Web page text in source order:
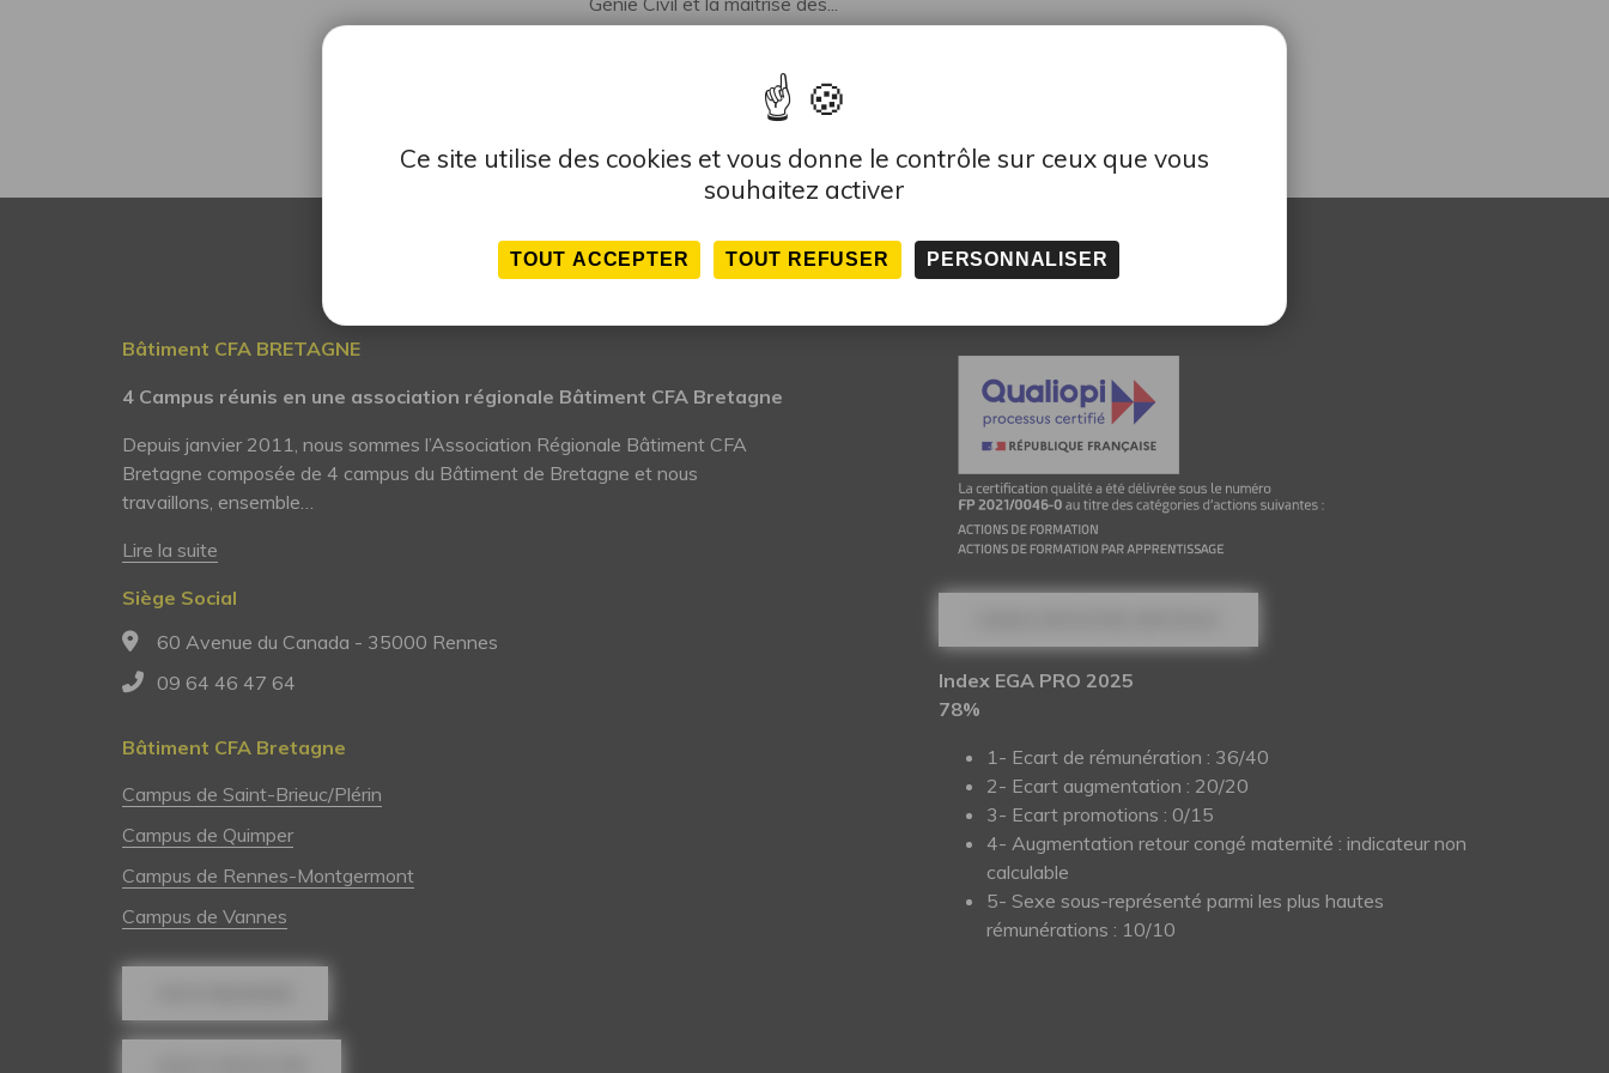
Ce site utilise des cookies et vous donne le contrôle sur ceux que vous
souhaitez activer
TOUT ACCEPTER TOUT REFUSER PERSONNALISER
Bâtiment CFA BRETAGNE
4 Campus réunis en une association régionale Bâtiment CFA Bretagne
Depuis janvier 2011, nous sommes l’Association Régionale Bâtiment CFA
Bretagne composée de 4 campus du Bâtiment de Bretagne et nous
travaillons, ensemble…
Lire la suite
Siège Social
60 Avenue du Canada - 35000 Rennes
09 64 46 47 64
Bâtiment CFA Bretagne
Campus de Saint-Brieuc/Plérin
Campus de Quimper
Campus de Rennes-Montgermont
Campus de Vannes
Index EGA PRO 2025
78%
1- Ecart de rémunération : 36/40
2- Ecart augmentation : 20/20
3- Ecart promotions : 0/15
4- Augmentation retour congé maternité : indicateur non
calculable
5- Sexe sous-représenté parmi les plus hautes
rémunérations : 10/10